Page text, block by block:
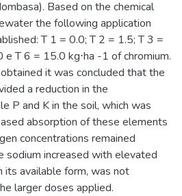
Based on the chemical
the following application
T 1 = 0.0; T 2 = 1.5; T 3 =
T 6 = 15.0 kg⋅ha -1 of chromium.
it was concluded that the
a reduction in the
P and K in the soil, which was
absorption of these elements
concentrations remained
sodium increased with elevated
its available form, was not
larger doses applied.